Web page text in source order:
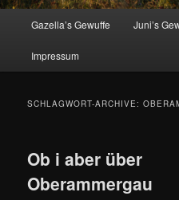
Gazella’s Gewuffe Juni’s
Impressum
SCHLAGWORT-ARCHIVE:
Ob i aber über
Oberammergau